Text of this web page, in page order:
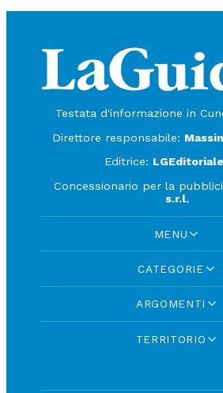
Testata d'informazione in
Direttore responsabile:
Editrice:
Concessionario per la
s.r.l.
MENU
CATEGORIE
ARGOMENTI
TERRITORIO